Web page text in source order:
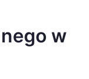
w